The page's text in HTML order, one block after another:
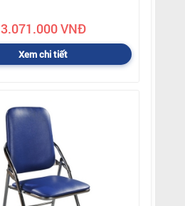
3.071.000 VNĐ
Xem chi tiết